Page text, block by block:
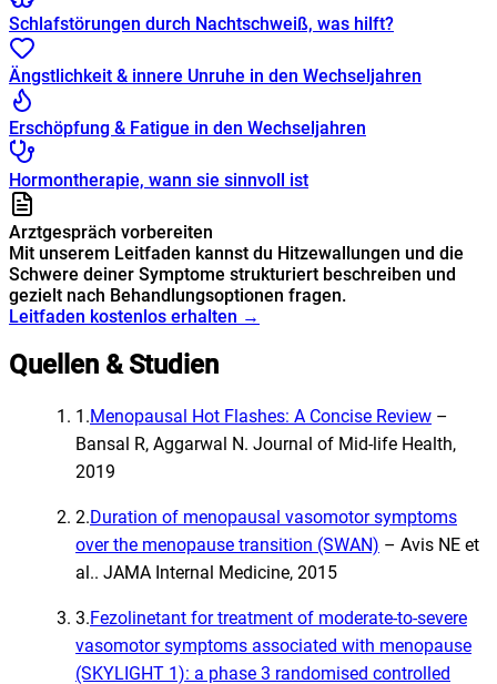
Schlafstörungen durch Nachtschweiß, was hilft?
Ängstlichkeit & innere Unruhe in den Wechseljahren
Erschöpfung & Fatigue in den Wechseljahren
Hormontherapie, wann sie sinnvoll ist
Arztgespräch vorbereiten
Mit unserem Leitfaden kannst du Hitzewallungen und die
Schwere deiner Symptome strukturiert beschreiben und
gezielt nach Behandlungsoptionen fragen.
Leitfaden kostenlos erhalten →
Quellen & Studien
1 .Menopausal Hot Flashes: A Concise Review –
Bansal R, Aggarwal N. Journal of Mid-life Health,
2019
2.Duration of menopausal vasomotor symptoms
over the menopause transition (SWAN) – Avis NE et
al.. JAMA Internal Medicine, 2015
3.Fezolinetant for treatment of moderate-to-severe
vasomotor symptoms associated with menopause
(SKYLIGHT 1): a phase 3 randomised controlled